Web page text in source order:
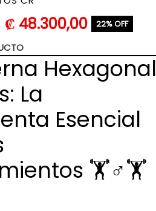
₡ 48.300,00 22% OFF
Hexagonal
La
Esencial
🏋️♂️🏋️